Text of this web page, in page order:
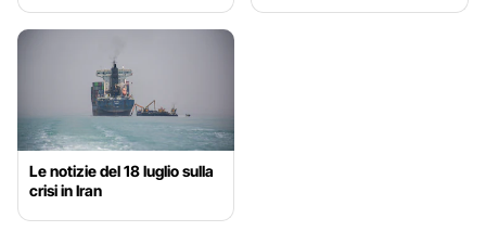
Le notizie del 18 luglio sulla
crisi in Iran